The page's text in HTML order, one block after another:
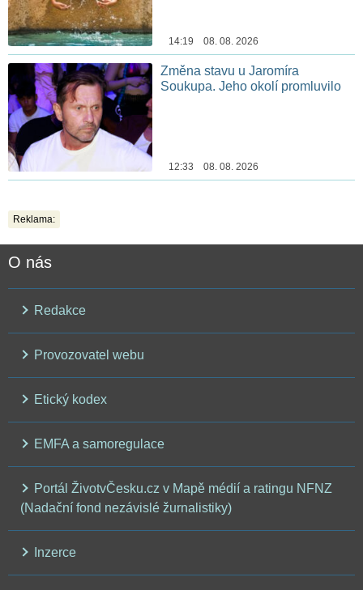
14:19 08. 08. 2026
Změna stavu u Jaromíra
Soukupa. Jeho okolí promluvilo
12:33 08. 08. 2026
Reklama:
O nás
Redakce
Provozovatel webu
Etický kodex
EMFA a samoregulace
Portál ŽivotvČesku.cz v Mapě médií a ratingu NFNZ
(Nadační fond nezávislé žurnalistiky)
Inzerce